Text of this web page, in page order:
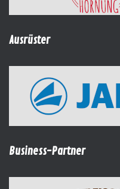
Ausrüster
Business-Partner